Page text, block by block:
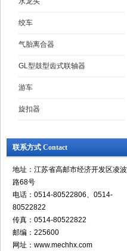
绞车
气胎离合器
GL型鼓型齿式联轴器
游车
旋扣器
联系方式 Contact
地址：江苏省高邮市经济开发区凌波
路68号
电话：0514-80522806、0514-
80522822
传真：0514-80522822
邮编：225600
网址：www.mechhx.com